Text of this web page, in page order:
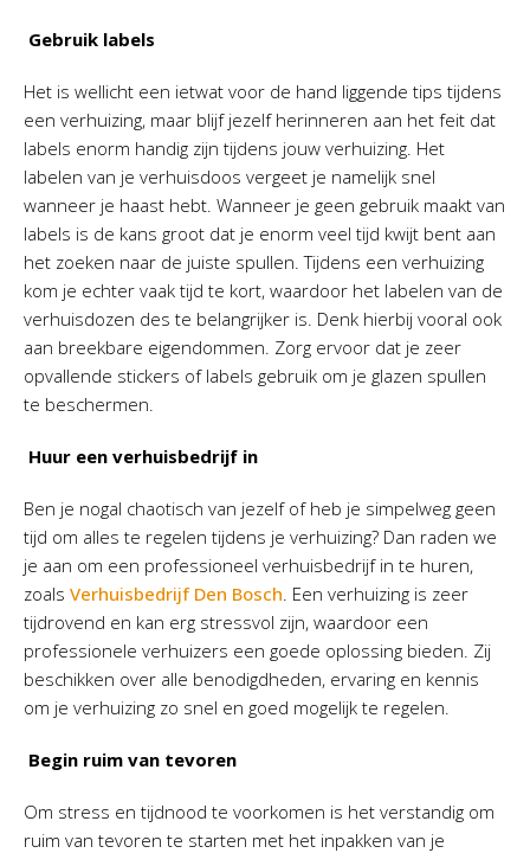
Gebruik labels
Het is wellicht een ietwat voor de hand liggende tips tijdens
een verhuizing, maar blijf jezelf herinneren aan het feit dat
labels enorm handig zijn tijdens jouw verhuizing. Het
labelen van je verhuisdoos vergeet je namelijk snel
wanneer je haast hebt. Wanneer je geen gebruik maakt van
labels is de kans groot dat je enorm veel tijd kwijt bent aan
het zoeken naar de juiste spullen. Tijdens een verhuizing
kom je echter vaak tijd te kort, waardoor het labelen van de
verhuisdozen des te belangrijker is. Denk hierbij vooral ook
aan breekbare eigendommen. Zorg ervoor dat je zeer
opvallende stickers of labels gebruik om je glazen spullen
te beschermen.
Huur een verhuisbedrijf in
Ben je nogal chaotisch van jezelf of heb je simpelweg geen
tijd om alles te regelen tijdens je verhuizing? Dan raden we
je aan om een professioneel verhuisbedrijf in te huren,
zoals Verhuisbedrijf Den Bosch. Een verhuizing is zeer
tijdrovend en kan erg stressvol zijn, waardoor een
professionele verhuizers een goede oplossing bieden. Zij
beschikken over alle benodigdheden, ervaring en kennis
om je verhuizing zo snel en goed mogelijk te regelen.
Begin ruim van tevoren
Om stress en tijdnood te voorkomen is het verstandig om
ruim van tevoren te starten met het inpakken van je